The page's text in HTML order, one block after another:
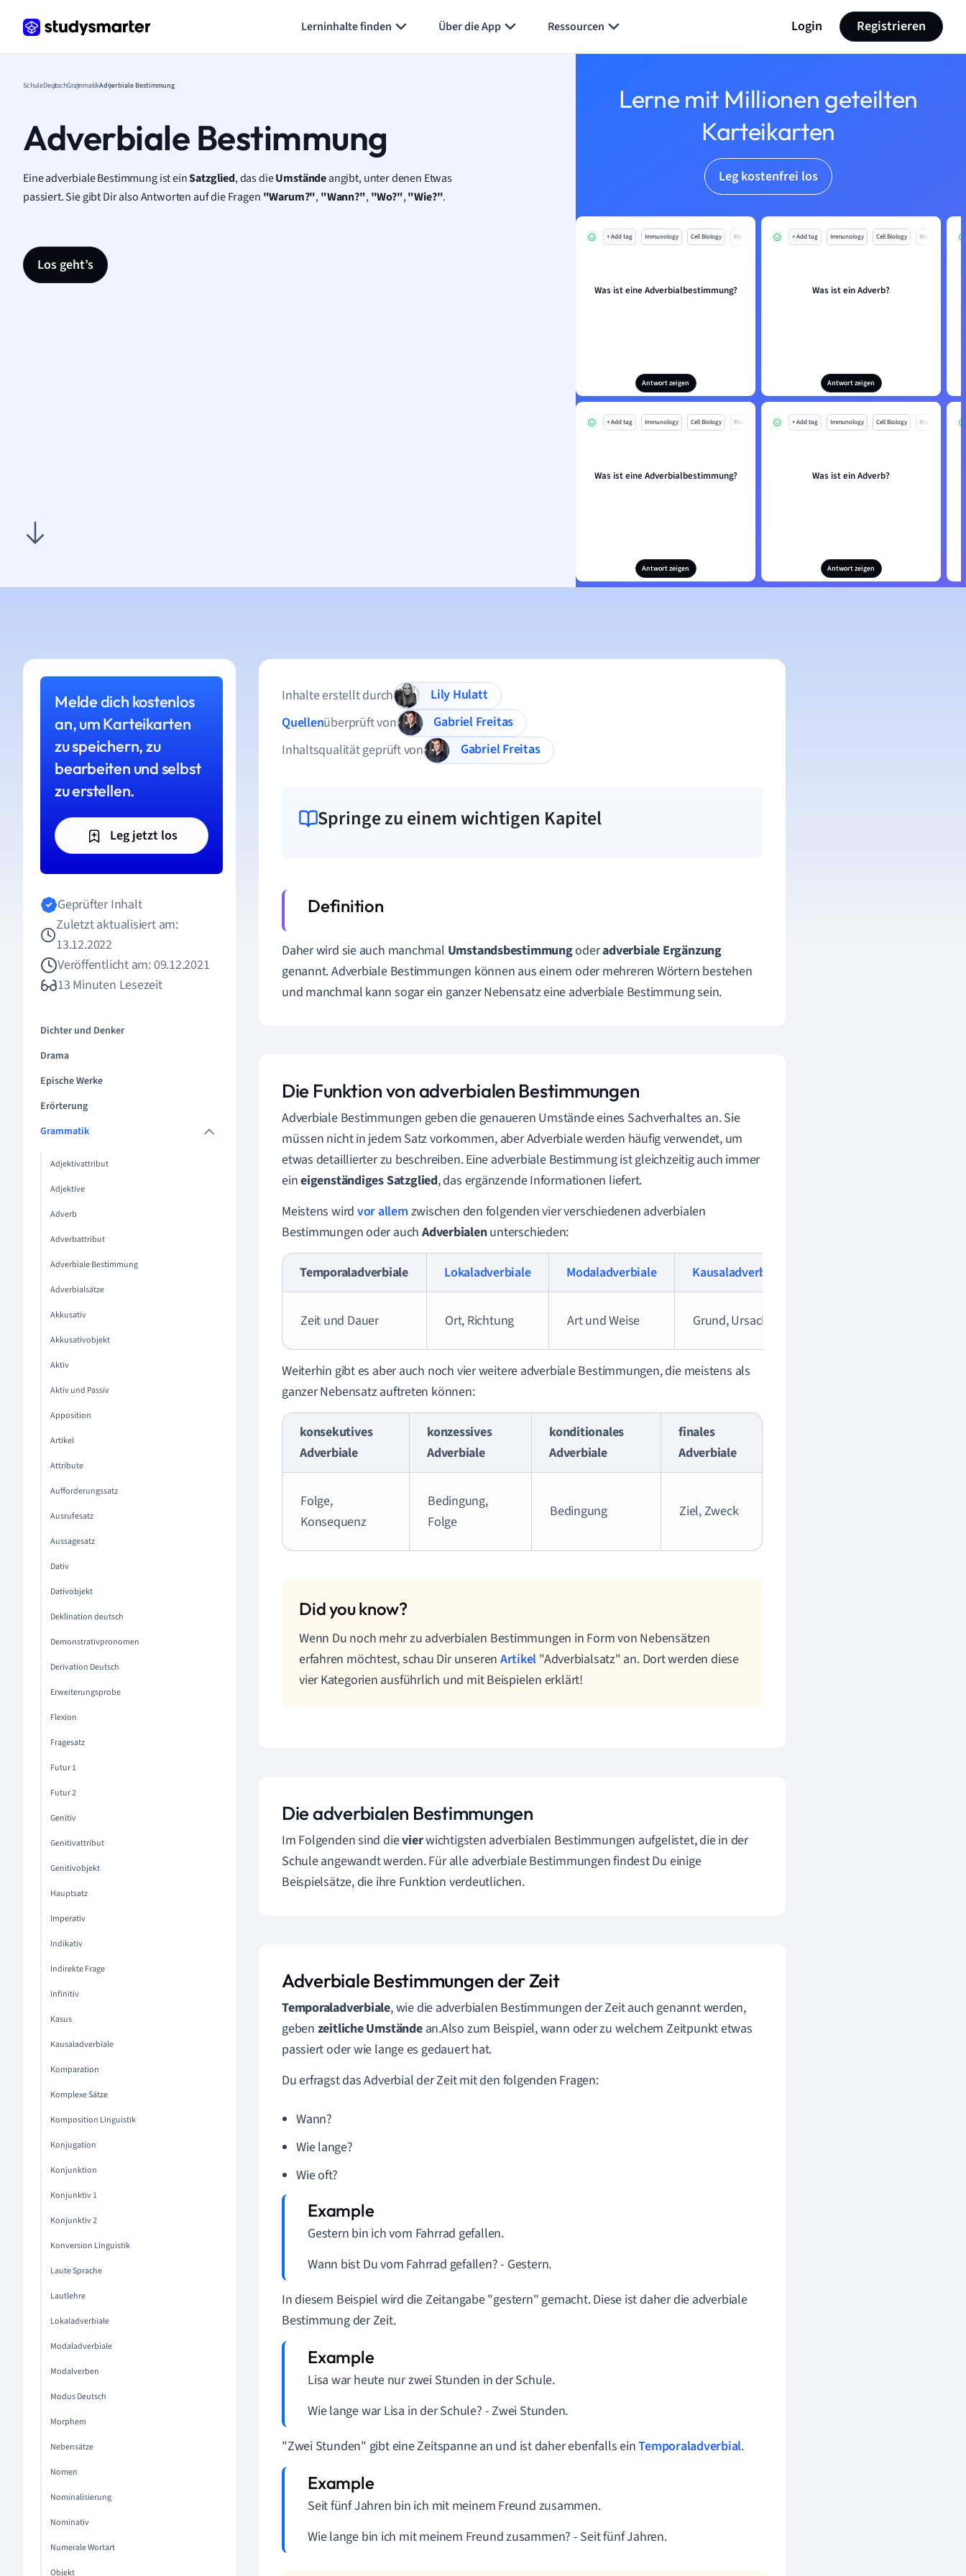
Lerninhalte finden Über die App Ressourcen Login Registrieren
SchuleDeutschGrammatikAdverbiale Bestimmung
Adverbiale Bestimmung
Eine adverbiale Bestimmung ist einSatzglied, das dieUmständeangibt, unter denen Etwas
passiert. Sie gibt Dir also Antworten auf die Fragen "Warum?","Wann?","Wo?","Wie?".
Los geht’s
Lerne mit Millionen geteilten
Karteikarten
Leg kostenfrei los
+ Add tag Immunology Cell Biology Mo
Was ist eine Adverbialbestimmung?
Antwort zeigen
+ Add tag Immunology Cell Biology Mo
Was ist ein Adverb?
Antwort zeigen
+ Add tag Immunology Cell Biology Mo
Was ist eine Adverbialbestimmung?
Antwort zeigen
+ Add tag Immunology Cell Biology Mo
Was ist ein Adverb?
Antwort zeigen
Melde dich kostenlos
an, um Karteikarten
zu speichern, zu
bearbeiten und selbst
zu erstellen.
Leg jetzt los
Geprüfter Inhalt
Zuletzt aktualisiert am:
13.12.2022
Veröffentlicht am: 09.12.2021
13 Minuten Lesezeit
Dichter und Denker
Drama
Epische Werke
Erörterung
Grammatik
Adjektivattribut
Adjektive
Adverb
Adverbattribut
Adverbiale Bestimmung
Adverbialsätze
Akkusativ
Akkusativobjekt
Aktiv
Aktiv und Passiv
Apposition
Artikel
Attribute
Aufforderungssatz
Ausrufesatz
Aussagesatz
Dativ
Dativobjekt
Deklination deutsch
Demonstrativpronomen
Derivation Deutsch
Erweiterungsprobe
Flexion
Fragesatz
Futur 1
Futur 2
Genitiv
Genitivattribut
Genitivobjekt
Hauptsatz
Imperativ
Indikativ
Indirekte Frage
Infinitiv
Kasus
Kausaladverbiale
Komparation
Komplexe Sätze
Komposition Linguistik
Konjugation
Konjunktion
Konjunktiv 1
Konjunktiv 2
Konversion Linguistik
Laute Sprache
Lautlehre
Lokaladverbiale
Modaladverbiale
Modalverben
Modus Deutsch
Morphem
Nebensätze
Nomen
Nominalisierung
Nominativ
Numerale Wortart
Objekt
Inhalte erstellt durch
Lily Hulatt
Quellenüberprüft von
Gabriel Freitas
Inhaltsqualität geprüft von
Gabriel Freitas
Springe zu einem wichtigen Kapitel
Daher wird sie auch manchmal Umstandsbestimmungoderadverbiale Ergänzung
genannt. Adverbiale Bestimmungen können aus einem oder mehreren Wörtern bestehen
und manchmal kann sogar ein ganzer Nebensatz eine adverbiale Bestimmung sein.
Die Funktion von adverbialen Bestimmungen
Adverbiale Bestimmungen geben die genaueren Umstände eines Sachverhaltes an. Sie
müssen nicht in jedem Satz vorkommen, aber Adverbiale werden häufig verwendet, um
etwas detaillierter zu beschreiben. Eine adverbiale Bestimmung ist gleichzeitig auch immer
eineigenständiges Satzglied, das ergänzende Informationen liefert.
Meistens wird vor allem zwischen den folgenden vier verschiedenen adverbialen
Bestimmungen oder auch Adverbialenunterschieden:
Temporaladverbiale Lokaladverbiale Modaladverbiale Kausaladverbiale
Zeit und Dauer Ort, Richtung Art und Weise Grund, Ursache
Weiterhin gibt es aber auch noch vier weitere adverbiale Bestimmungen, die meistens als
ganzer Nebensatz auftreten können:
konsekutives
Adverbiale
konzessives
Adverbiale
konditionales
Adverbiale
finales
Adverbiale
Folge,
Konsequenz
Bedingung,
Folge
Bedingung Ziel, Zweck
Wenn Du noch mehr zu adverbialen Bestimmungen in Form von Nebensätzen
erfahren möchtest, schau Dir unseren Artikel "Adverbialsatz" an. Dort werden diese
vier Kategorien ausführlich und mit Beispielen erklärt!
Die adverbialen Bestimmungen
Im Folgenden sind dievierwichtigsten adverbialen Bestimmungen aufgelistet, die in der
Schule angewandt werden. Für alle adverbiale Bestimmungen findest Du einige
Beispielsätze, die ihre Funktion verdeutlichen.
Adverbiale Bestimmungen der Zeit
Temporaladverbiale, wie die adverbialen Bestimmungen der Zeit auch genannt werden,
geben zeitliche Umständean.Also zum Beispiel, wann oder zu welchem Zeitpunkt etwas
passiert oder wie lange es gedauert hat.
Du erfragst das Adverbial der Zeit mit den folgenden Fragen:
Wann?
Wie lange?
Wie oft?
Gestern bin ich vom Fahrrad gefallen.
Wann bist Du vom Fahrrad gefallen? - Gestern.
In diesem Beispiel wird die Zeitangabe "gestern" gemacht. Diese ist daher die adverbiale
Bestimmung der Zeit.
Lisa war heute nurzwei Stunden in der Schule.
Wie langewar Lisa in der Schule? -Zwei Stunden.
"Zwei Stunden" gibt eine Zeitspanne an und ist daher ebenfalls einTemporaladverbial.
Seit fünf Jahren bin ich mit meinem Freund zusammen.
Wie lange bin ich mit meinem Freund zusammen? - Seit fünf Jahren.